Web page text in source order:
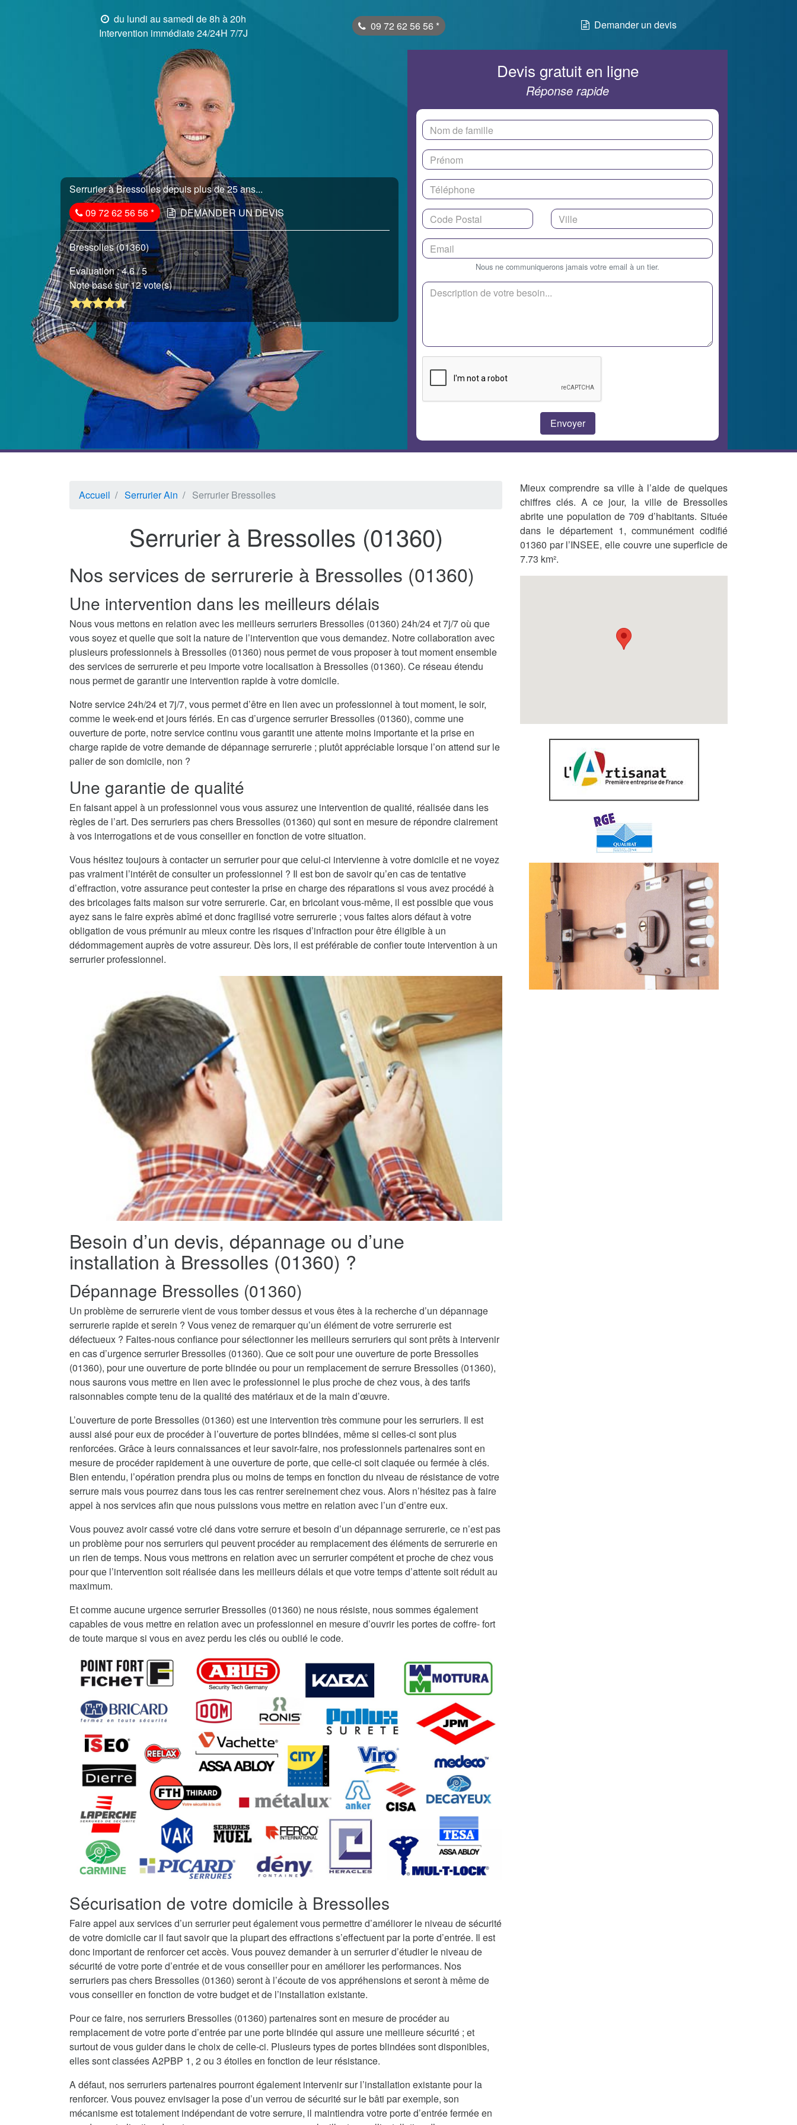
du lundi au samedi de 8h à 20h
Intervention immédiate 24/24H 7/7J
09 72 62 56 56 * Demander un devis
Serrurier à Bressolles depuis plus de 25 ans...
09 72 62 56 56* DEMANDER UN DEVIS
Bressolles (01360)
Evaluation :4.6/ 5
Note basé sur 12 vote(s)
Devis gratuit en ligne
Réponse rapide
Nous ne communiquerons jamais votre email à un tier.
Accueil Serrurier Ain Serrurier Bressolles
Serrurier à Bressolles (01360)
Nos services de serrurerie à Bressolles (01360)
Une intervention dans les meilleurs délais
Nous vous mettons en relation avec les meilleurs serruriers Bressolles (01360) 24h/24 et 7j/7 où que
vous soyez et quelle que soit la nature de l’intervention que vous demandez. Notre collaboration avec
plusieurs professionnels à Bressolles (01360) nous permet de vous proposer à tout moment ensemble
des services de serrurerie et peu importe votre localisation à Bressolles (01360). Ce réseau étendu
nous permet de garantir une intervention rapide à votre domicile.
Notre service 24h/24 et 7j/7, vous permet d’être en lien avec un professionnel à tout moment, le soir,
comme le week-end et jours fériés. En cas d’urgence serrurier Bressolles (01360), comme une
ouverture de porte, notre service continu vous garantit une attente moins importante et la prise en
charge rapide de votre demande de dépannage serrurerie ; plutôt appréciable lorsque l’on attend sur le
palier de son domicile, non ?
Une garantie de qualité
En faisant appel à un professionnel vous vous assurez une intervention de qualité, réalisée dans les
règles de l’art. Des serruriers pas chers Bressolles (01360) qui sont en mesure de répondre clairement
à vos interrogations et de vous conseiller en fonction de votre situation.
Vous hésitez toujours à contacter un serrurier pour que celui-ci intervienne à votre domicile et ne voyez
pas vraiment l’intérêt de consulter un professionnel ? Il est bon de savoir qu’en cas de tentative
d’effraction, votre assurance peut contester la prise en charge des réparations si vous avez procédé à
des bricolages faits maison sur votre serrurerie. Car, en bricolant vous-même, il est possible que vous
ayez sans le faire exprès abîmé et donc fragilisé votre serrurerie ; vous faites alors défaut à votre
obligation de vous prémunir au mieux contre les risques d’infraction pour être éligible à un
dédommagement auprès de votre assureur. Dès lors, il est préférable de confier toute intervention à un
serrurier professionnel.
Besoin d’un devis, dépannage ou d’une
installation à Bressolles (01360) ?
Dépannage Bressolles (01360)
Un problème de serrurerie vient de vous tomber dessus et vous êtes à la recherche d’un dépannage
serrurerie rapide et serein ? Vous venez de remarquer qu’un élément de votre serrurerie est
défectueux ? Faites-nous confiance pour sélectionner les meilleurs serruriers qui sont prêts à intervenir
en cas d’urgence serrurier Bressolles (01360). Que ce soit pour une ouverture de porte Bressolles
(01360), pour une ouverture de porte blindée ou pour un remplacement de serrure Bressolles (01360),
nous saurons vous mettre en lien avec le professionnel le plus proche de chez vous, à des tarifs
raisonnables compte tenu de la qualité des matériaux et de la main d’œuvre.
L’ouverture de porte Bressolles (01360) est une intervention très commune pour les serruriers. Il est
aussi aisé pour eux de procéder à l’ouverture de portes blindées, même si celles-ci sont plus
renforcées. Grâce à leurs connaissances et leur savoir-faire, nos professionnels partenaires sont en
mesure de procéder rapidement à une ouverture de porte, que celle-ci soit claquée ou fermée à clés.
Bien entendu, l’opération prendra plus ou moins de temps en fonction du niveau de résistance de votre
serrure mais vous pourrez dans tous les cas rentrer sereinement chez vous. Alors n’hésitez pas à faire
appel à nos services afin que nous puissions vous mettre en relation avec l’un d’entre eux.
Vous pouvez avoir cassé votre clé dans votre serrure et besoin d’un dépannage serrurerie, ce n’est pas
un problème pour nos serruriers qui peuvent procéder au remplacement des éléments de serrurerie en
un rien de temps. Nous vous mettrons en relation avec un serrurier compétent et proche de chez vous
pour que l’intervention soit réalisée dans les meilleurs délais et que votre temps d’attente soit réduit au
maximum.
Et comme aucune urgence serrurier Bressolles (01360) ne nous résiste, nous sommes également
capables de vous mettre en relation avec un professionnel en mesure d’ouvrir les portes de coffre- fort
de toute marque si vous en avez perdu les clés ou oublié le code.
Sécurisation de votre domicile à Bressolles
Faire appel aux services d’un serrurier peut également vous permettre d’améliorer le niveau de sécurité
de votre domicile car il faut savoir que la plupart des effractions s’effectuent par la porte d’entrée. Il est
donc important de renforcer cet accès. Vous pouvez demander à un serrurier d’étudier le niveau de
sécurité de votre porte d’entrée et de vous conseiller pour en améliorer les performances. Nos
serruriers pas chers Bressolles (01360) seront à l’écoute de vos appréhensions et seront à même de
vous conseiller en fonction de votre budget et de l’installation existante.
Pour ce faire, nos serruriers Bressolles (01360) partenaires sont en mesure de procéder au
remplacement de votre porte d’entrée par une porte blindée qui assure une meilleure sécurité ; et
surtout de vous guider dans le choix de celle-ci. Plusieurs types de portes blindées sont disponibles,
elles sont classées A2PBP 1, 2 ou 3 étoiles en fonction de leur résistance.
A défaut, nos serruriers partenaires pourront également intervenir sur l’installation existante pour la
renforcer. Vous pouvez envisager la pose d’un verrou de sécurité sur le bâti par exemple, son
mécanisme est totalement indépendant de votre serrure, il maintiendra votre porte d’entrée fermée en
Mieux comprendre sa ville à l’aide de quelques
chiffres clés. A ce jour, la ville de Bressolles
abrite une population de 709 d’habitants. Située
dans le département 1, communément codifié
01360 par l’INSEE, elle couvre une superficie de
7.73 km².